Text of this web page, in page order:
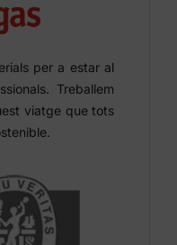
per a estar al
Treballem
viatge que tots